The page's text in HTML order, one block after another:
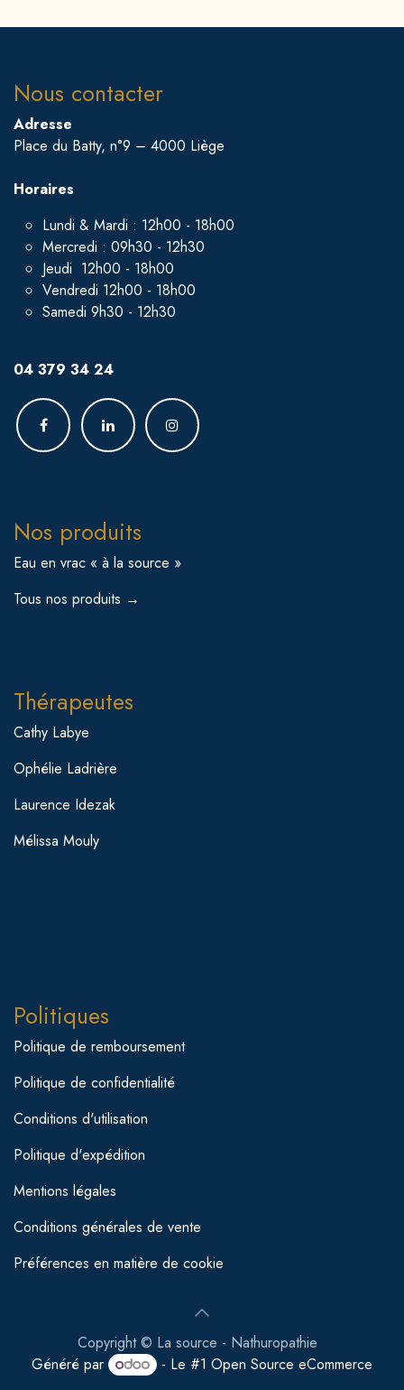
Nous contacter
Adresse
Place du Batty, n°9 – 4000 Liège
Horaires
Lundi & Mardi : 12h00 - 18h00
Mercredi : 09h30 - 12h30
Jeudi 12h00 - 18h00
Vendredi 12h00 - 18h00
Samedi 9h30 - 12h30
04 379 34 24
Nos produits
Eau en vrac « à la source »
Tous nos produits →
Thérapeutes
Cathy Labye
Ophélie Ladrière
Laurence Idezak
Mélissa Mouly
Politiques
Politique de remboursement
Politique de confidentialité
Conditions d'utilisation
Politique d'expédition
Mentions légales
Conditions générales de vente
Préférences en matière de cookie
Copyright © La source - Nathuropathie
Généré par
- Le #1Open Source eCommerce